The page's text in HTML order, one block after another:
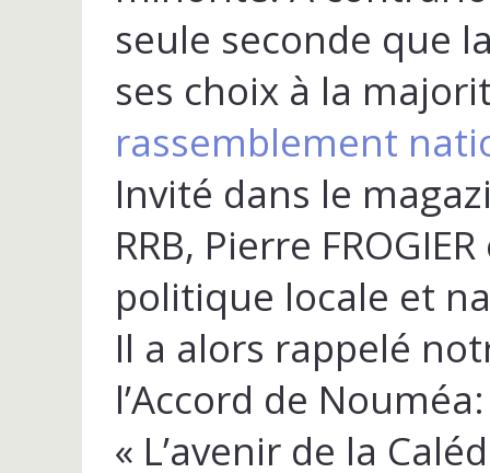
seule seconde que
ses choix à la
rassemblement
Invité dans le
RRB, Pierre
politique locale et
Il a alors rappelé
l’Accord de Nouméa:
« L’avenir de la